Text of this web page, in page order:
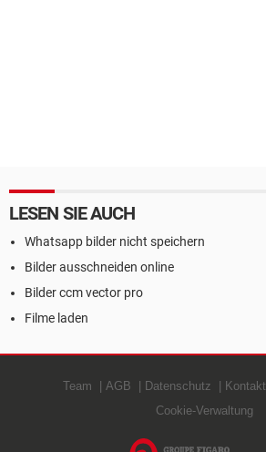
LESEN SIE AUCH
Whatsapp bilder nicht speichern
Bilder ausschneiden online
Bilder ccm vector pro
Filme laden
Team AGB Datenschutz Kontakt
Cookie-Verwaltung